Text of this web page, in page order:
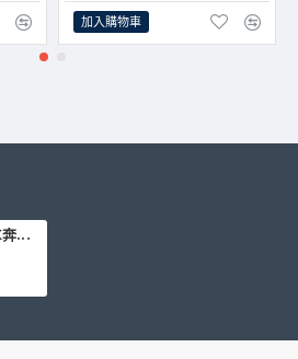
加入購物車
[預購]BENDIX奔得士 ULTIMATE API SN 10W40 全合成機油1L